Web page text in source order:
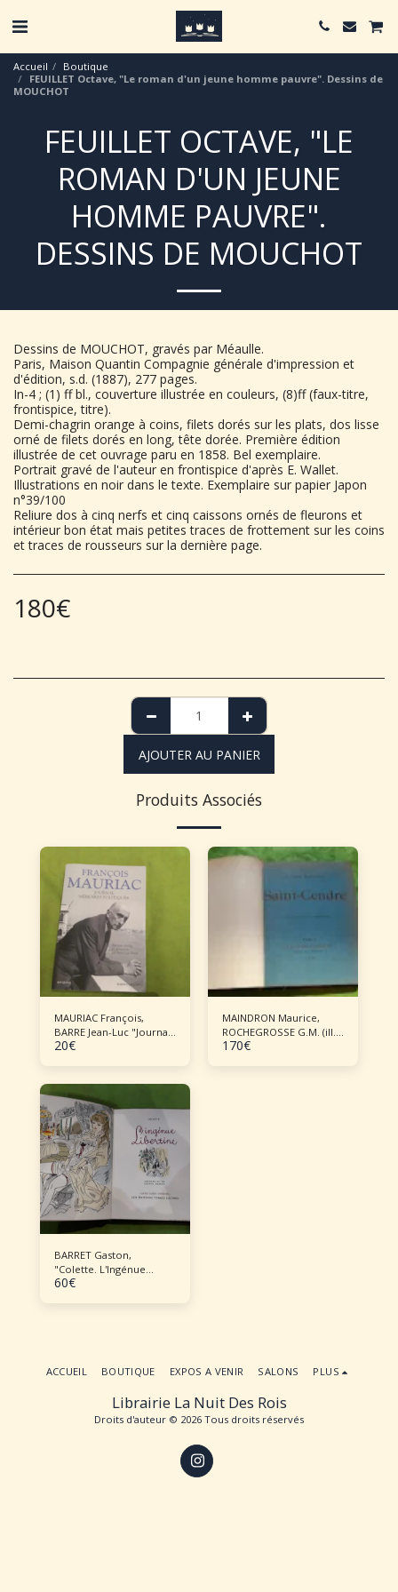
Accueil
Boutique
FEUILLET Octave, "Le roman d'un jeune homme pauvre". Dessins de
MOUCHOT
FEUILLET OCTAVE, "LE
ROMAN D'UN JEUNE
HOMME PAUVRE".
DESSINS DE MOUCHOT
Dessins de MOUCHOT, gravés par Méaulle.
Paris, Maison Quantin Compagnie générale d'impression et
d'édition, s.d. (1887), 277 pages.
In-4 ; (1) ff bl., couverture illustrée en couleurs, (8)ff (faux-titre,
frontispice, titre).
Demi-chagrin orange à coins, filets dorés sur les plats, dos lisse
orné de filets dorés en long, tête dorée. Première édition
illustrée de cet ouvrage paru en 1858. Bel exemplaire.
Portrait gravé de l'auteur en frontispice d'après E. Wallet.
Illustrations en noir dans le texte. Exemplaire sur papier Japon
n°39/100
Reliure dos à cinq nerfs et cinq caissons ornés de fleurons et
intérieur bon état mais petites traces de frottement sur les coins
et traces de rousseurs sur la dernière page.
180€
AJOUTER AU PANIER
Produits Associés
MAURIAC François,
BARRE Jean-Luc "Journal
- Mémoires politiques"
20€
MAINDRON Maurice,
ROCHEGROSSE G.M. (ill.),
"Saint-Cendre"
170€
BARRET Gaston,
"Colette. L'Ingénue
libertine"
60€
Librairie La Nuit Des Rois
Droits d'auteur © 2026 Tous droits réservés
ACCUEIL BOUTIQUE EXPOS A VENIR SALONS PLUS